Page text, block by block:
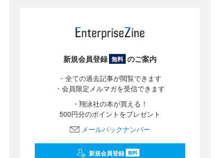
新規会員登録 無料 のご案内
・全ての過去記事が閲覧できます
・会員限定メルマガを受信できます
・翔泳社の本が買える！
500円分のポイントをプレゼント
メールバックナンバー
新規会員登録 無料